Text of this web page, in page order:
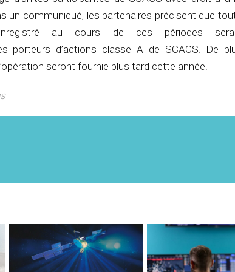
un communiqué, les partenaires précisent que
au cours de ces périodes
porteurs d’actions classe A de SCACS. De
seront fournie plus tard cette année.